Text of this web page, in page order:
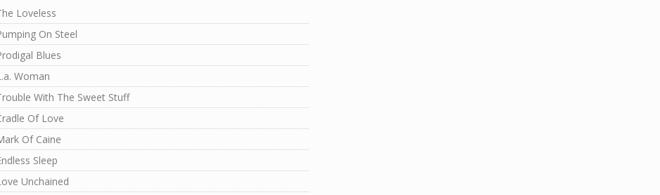
Loveless
On Steel
Blues
Woman
With The Sweet Stuff
Of Love
Of Caine
Sleep
Unchained